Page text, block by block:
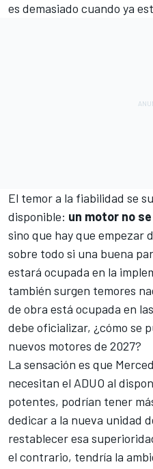
es demasiado cuando ya
El temor a la fiabilidad se
disponible: un motor no
sino que hay que empezar
sobre todo si una buena
estará ocupada en la
también surgen temores
de obra está ocupada en
debe oficializar, ¿cómo se
nuevos motores de 2027?
La sensación es que
necesitan el ADUO al
potentes, podrían tener
dedicar a la nueva unidad
restablecer esa
el contrario, tendría la